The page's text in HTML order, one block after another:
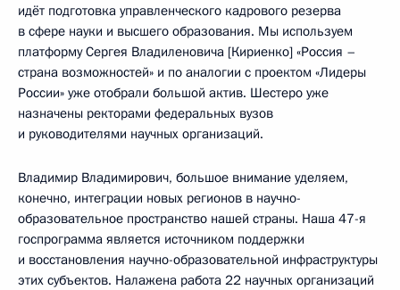
идёт подготовка управленческого кадрового резерва
в сфере науки и высшего образования. Мы используем
платформу Сергея Владиленовича [Кириенко] «Россия –
страна возможностей» и по аналогии с проектом «Лидеры
России» уже отобрали большой актив. Шестеро уже
назначены ректорами федеральных вузов
и руководителями научных организаций.
Владимир Владимирович, большое внимание уделяем,
конечно, интеграции новых регионов в научно-
образовательное пространство нашей страны. Наша 47-я
госпрограмма является источником поддержки
и восстановления научно-образовательной инфраструктуры
этих субъектов. Налажена работа 22 научных организаций